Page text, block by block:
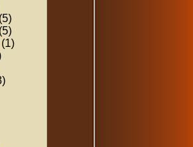
(5)
(5)
(1)